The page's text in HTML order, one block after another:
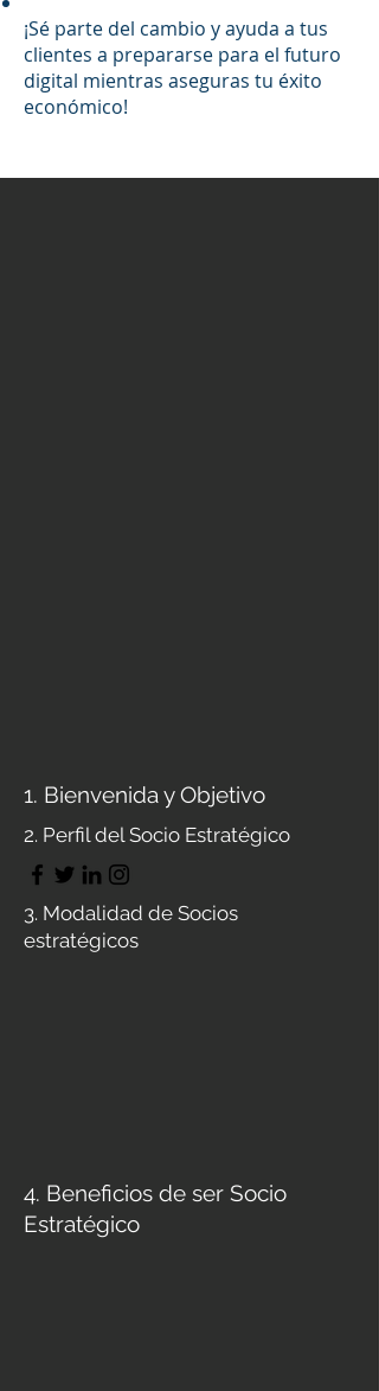
¡Sé parte del cambio y ayuda a tus
clientes a prepararse para el futuro
digital mientras aseguras tu éxito
económico!
1. Bienvenida y Objetivo
2. Perfil del Socio Estratégico
3. Modalidad de Socios
estratégicos
4. Beneficios de ser Socio
Estratégico